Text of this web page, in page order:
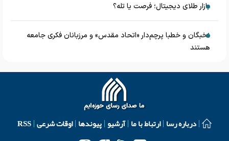
بازار طلای دیجیتال؛ فرصت یا تله؟
نخبگان و خطبا پرچم‌دار «اتحاد مقدس» و مرزبانان فکری جامعه
هستند
درباره رسا ارتباط با ما آرشیو پیوندها اوقات شرعی RSS